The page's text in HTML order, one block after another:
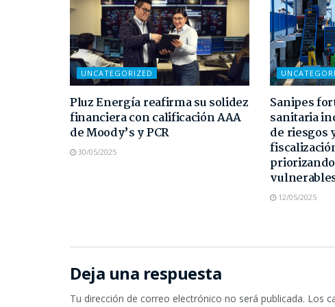
UNCATEGORIZED
Pluz Energía reafirma su solidez
financiera con calificación AAA
de Moody’s y PCR
30/05/2025
Sanipes
sanitaria
de riesgos
12/05/2025
Deja una respuesta
Tu dirección de correo electrónico no será publicada. Los